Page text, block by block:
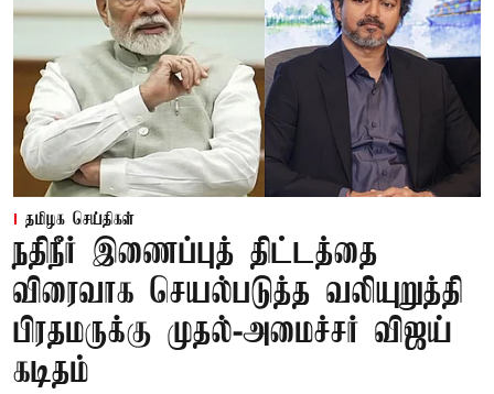
தமிழக செய்திகள்
நதிநீர் இணைப்புத் திட்டத்தை
விரைவாக செயல்படுத்த வலியுறுத்தி
பிரதமருக்கு முதல்-அமைச்சர் விஜய்
கடிதம்